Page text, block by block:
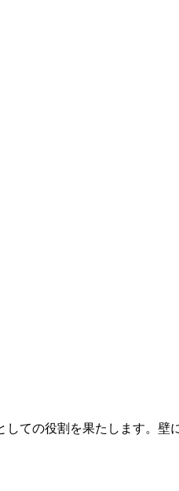
ての役割を果たします。壁